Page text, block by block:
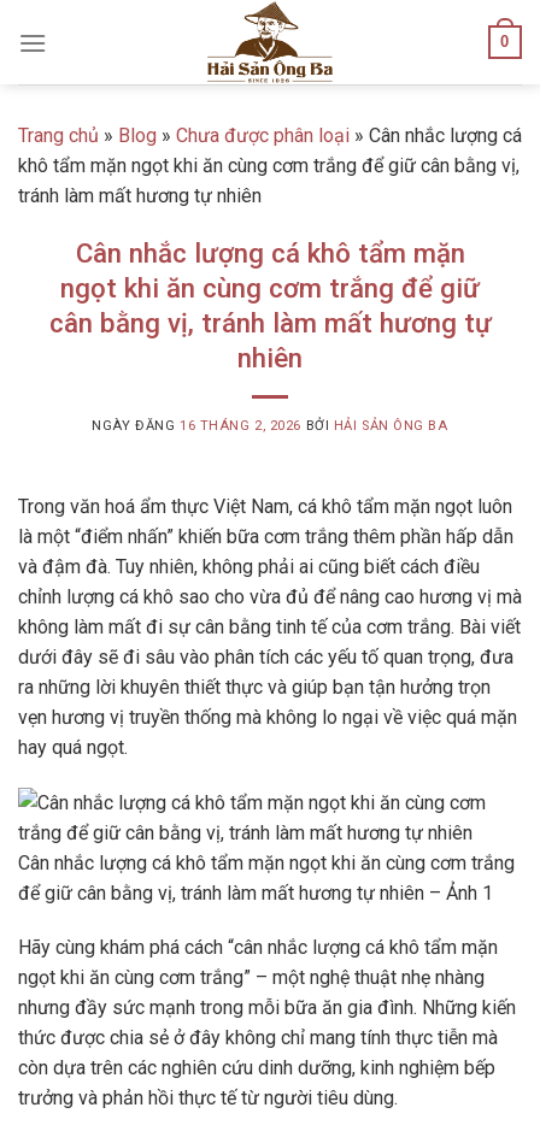
0
Trang chủ » Blog » Chưa được phân loại » Cân nhắc lượng cá
khô tẩm mặn ngọt khi ăn cùng cơm trắng để giữ cân bằng vị,
tránh làm mất hương tự nhiên
Cân nhắc lượng cá khô tẩm mặn
ngọt khi ăn cùng cơm trắng để giữ
cân bằng vị, tránh làm mất hương tự
nhiên
NGÀY ĐĂNG 16 THÁNG 2, 2026 BỞI HẢI SẢN ÔNG BA
Trong văn hoá ẩm thực Việt Nam, cá khô tẩm mặn ngọt luôn
là một “điểm nhấn” khiến bữa cơm trắng thêm phần hấp dẫn
và đậm đà. Tuy nhiên, không phải ai cũng biết cách điều
chỉnh lượng cá khô sao cho vừa đủ để nâng cao hương vị mà
không làm mất đi sự cân bằng tinh tế của cơm trắng. Bài viết
dưới đây sẽ đi sâu vào phân tích các yếu tố quan trọng, đưa
ra những lời khuyên thiết thực và giúp bạn tận hưởng trọn
vẹn hương vị truyền thống mà không lo ngại về việc quá mặn
hay quá ngọt.
Cân nhắc lượng cá khô tẩm mặn ngọt khi ăn cùng cơm trắng
để giữ cân bằng vị, tránh làm mất hương tự nhiên – Ảnh 1
Hãy cùng khám phá cách “cân nhắc lượng cá khô tẩm mặn
ngọt khi ăn cùng cơm trắng” – một nghệ thuật nhẹ nhàng
nhưng đầy sức mạnh trong mỗi bữa ăn gia đình. Những kiến
thức được chia sẻ ở đây không chỉ mang tính thực tiễn mà
còn dựa trên các nghiên cứu dinh dưỡng, kinh nghiệm bếp
trưởng và phản hồi thực tế từ người tiêu dùng.